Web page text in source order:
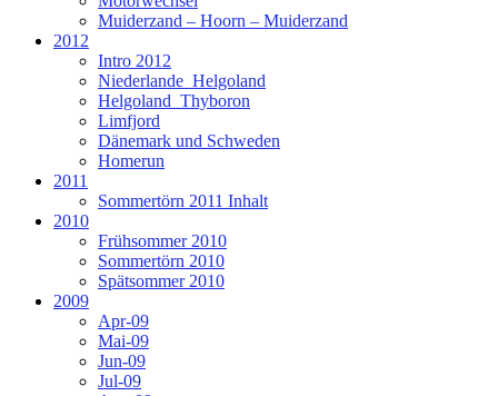
Muiderzand – Hoorn – Muiderzand
2012
Intro 2012
Niederlande_Helgoland
Helgoland_Thyboron
Limfjord
Dänemark und Schweden
Homerun
2011
Sommertörn 2011 Inhalt
2010
Frühsommer 2010
Sommertörn 2010
Spätsommer 2010
2009
Apr-09
Mai-09
Jun-09
Jul-09